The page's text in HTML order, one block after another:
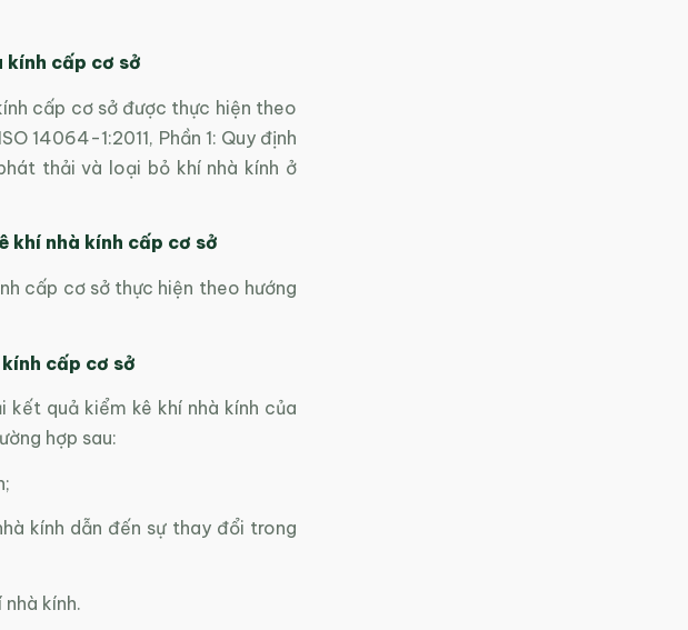
kính cấp cơ sở
cấp cơ sở được thực hiện theo
14064-1:2011, Phần 1: Quy định
thải và loại bỏ khí nhà kính ở
khí nhà kính cấp cơ sở
cấp cơ sở thực hiện theo hướng
cấp cơ sở
kết quả kiểm kê khí nhà kính của
hợp sau:
kính dẫn đến sự thay đổi trong
kính.